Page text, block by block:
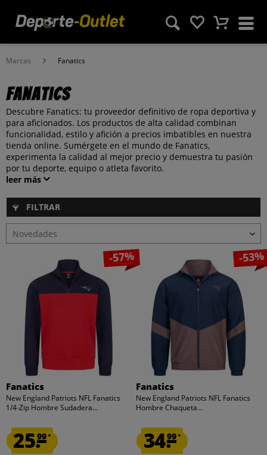
Marcas Fanatics
Fanatics
Descubre Fanatics: tu proveedor definitivo de ropa deportiva y
para aficionados. Los productos de alta calidad combinan
funcionalidad, estilo y afición a precios imbatibles en nuestra
tienda online. Sumérgete en el mundo de Fanatics,
experimenta la calidad al mejor precio y demuestra tu pasión
por tu deporte, equipo o atleta favorito.
leer más
FILTRAR
-57%
Fanatics
New England Patriots NFL Fanatics
1/4-Zip Hombre Sudadera...
25.99*
-53%
Fanatics
New England Patriots NFL Fanatics
Hombre Chaqueta...
34.99*